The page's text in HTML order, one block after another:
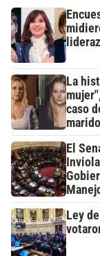
La
caso
marido
El
Ley